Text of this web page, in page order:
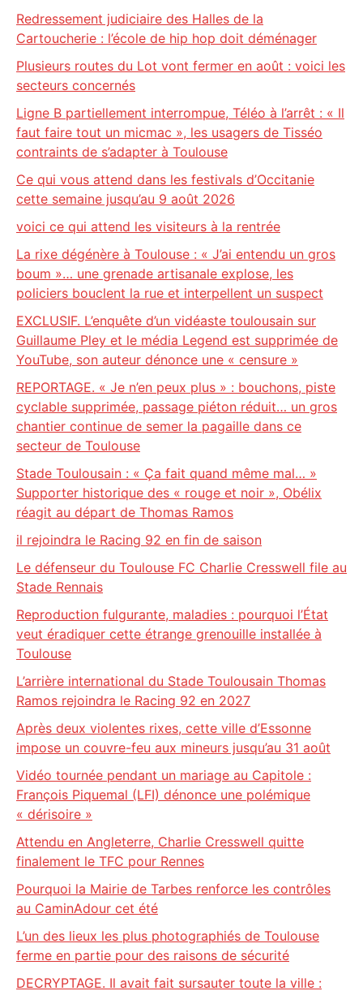
Redressement judiciaire des Halles de la
Cartoucherie : l’école de hip hop doit déménager
Plusieurs routes du Lot vont fermer en août : voici les
secteurs concernés
Ligne B partiellement interrompue, Téléo à l’arrêt : « Il
faut faire tout un micmac », les usagers de Tisséo
contraints de s’adapter à Toulouse
Ce qui vous attend dans les festivals d’Occitanie
cette semaine jusqu’au 9 août 2026
voici ce qui attend les visiteurs à la rentrée
La rixe dégénère à Toulouse : « J’ai entendu un gros
boum »… une grenade artisanale explose, les
policiers bouclent la rue et interpellent un suspect
EXCLUSIF. L’enquête d’un vidéaste toulousain sur
Guillaume Pley et le média Legend est supprimée de
YouTube, son auteur dénonce une « censure »
REPORTAGE. « Je n’en peux plus » : bouchons, piste
cyclable supprimée, passage piéton réduit… un gros
chantier continue de semer la pagaille dans ce
secteur de Toulouse
Stade Toulousain : « Ça fait quand même mal… »
Supporter historique des « rouge et noir », Obélix
réagit au départ de Thomas Ramos
il rejoindra le Racing 92 en fin de saison
Le défenseur du Toulouse FC Charlie Cresswell file au
Stade Rennais
Reproduction fulgurante, maladies : pourquoi l’État
veut éradiquer cette étrange grenouille installée à
Toulouse
L’arrière international du Stade Toulousain Thomas
Ramos rejoindra le Racing 92 en 2027
Après deux violentes rixes, cette ville d’Essonne
impose un couvre-feu aux mineurs jusqu’au 31 août
Vidéo tournée pendant un mariage au Capitole :
François Piquemal (LFI) dénonce une polémique
« dérisoire »
Attendu en Angleterre, Charlie Cresswell quitte
finalement le TFC pour Rennes
Pourquoi la Mairie de Tarbes renforce les contrôles
au CaminAdour cet été
L’un des lieux les plus photographiés de Toulouse
ferme en partie pour des raisons de sécurité
DECRYPTAGE. Il avait fait sursauter toute la ville :